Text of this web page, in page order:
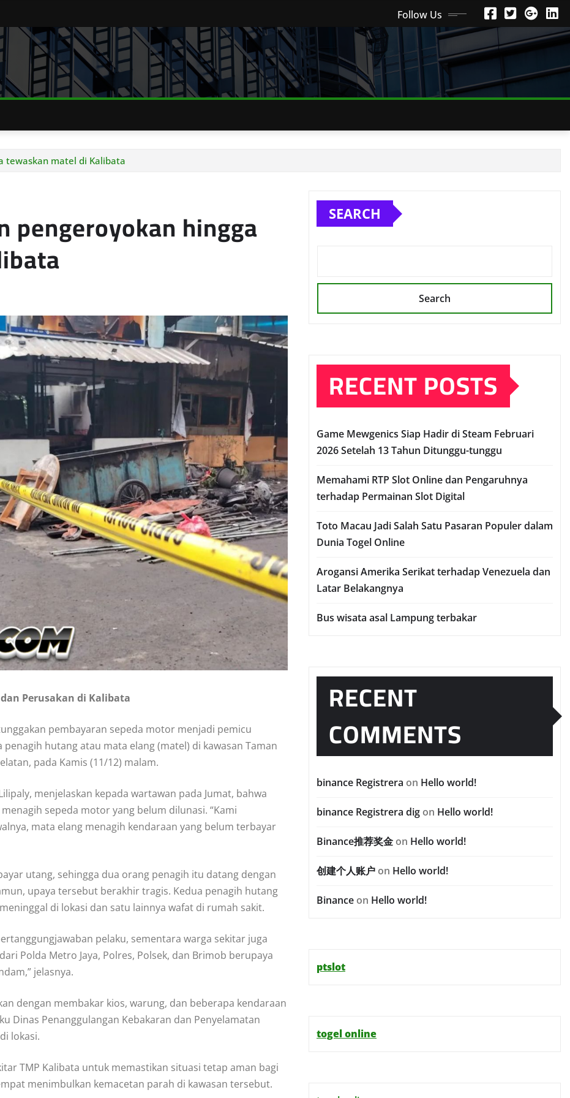
Follow Us
tewaskan matel di Kalibata
pengeroyokan hingga
Perusakan di Kalibata
pembayaran sepeda motor menjadi pemicu
hutang atau mata elang (matel) di kawasan Taman
pada Kamis (11/12) malam.
menjelaskan kepada wartawan pada Jumat, bahwa
sepeda motor yang belum dilunasi. “Kami
mata elang menagih kendaraan yang belum terbayar
utang, sehingga dua orang penagih itu datang dengan
upaya tersebut berakhir tragis. Kedua penagih hutang
di lokasi dan satu lainnya wafat di rumah sakit.
pelaku, sementara warga sekitar juga
Polda Metro Jaya, Polres, Polsek, dan Brimob berupaya
jelasnya.
dengan membakar kios, warung, dan beberapa kendaraan
Dinas Penanggulangan Kebakaran dan Penyelamatan
lokasi.
TMP Kalibata untuk memastikan situasi tetap aman bagi
menimbulkan kemacetan parah di kawasan tersebut.
SEARCH
Search
RECENT POSTS
Game Mewgenics Siap Hadir di Steam Februari
2026 Setelah 13 Tahun Ditunggu-tunggu
Memahami RTP Slot Online dan Pengaruhnya
terhadap Permainan Slot Digital
Toto Macau Jadi Salah Satu Pasaran Populer dalam
Dunia Togel Online
Arogansi Amerika Serikat terhadap Venezuela dan
Latar Belakangnya
Bus wisata asal Lampung terbakar
RECENT
COMMENTS
binance Registrera on Hello world!
binance Registrera dig on Hello world!
Binance推荐奖金 on Hello world!
创建个人账户 on Hello world!
Binance on Hello world!
ptslot
togel online